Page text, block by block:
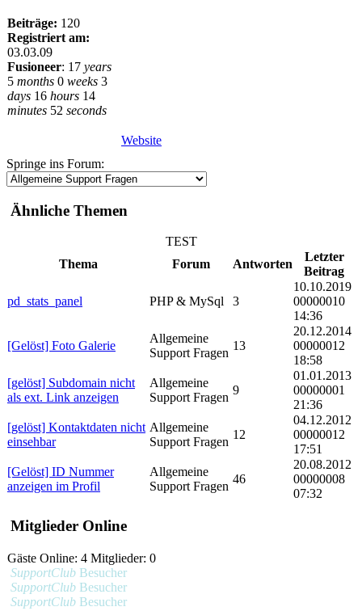
Beiträge: 120
Registriert am:
03.03.09
Fusioneer: 17 years
5 months 0 weeks 3
days 16 hours 14
minutes 52 seconds
Website
Springe ins Forum:
Ähnliche Themen
TEST
Thema
Forum Antworten
Letzter
Beitrag
pd_stats_panel PHP & MySql 3
10.10.2019
00000010
14:36
[Gelöst] Foto Galerie
Allgemeine
Support Fragen
13
20.12.2014
00000012
18:58
[gelöst] Subdomain nicht
als ext. Link anzeigen
Allgemeine
Support Fragen
9
01.01.2013
00000001
21:36
[gelöst] Kontaktdaten nicht
einsehbar
Allgemeine
Support Fragen
12
04.12.2012
00000012
17:51
[Gelöst] ID Nummer
anzeigen im Profil
Allgemeine
Support Fragen
46
20.08.2012
00000008
07:32
Mitglieder Online
Gäste Online: 4 Mitglieder: 0
SupportClub Besucher
SupportClub Besucher
SupportClub Besucher